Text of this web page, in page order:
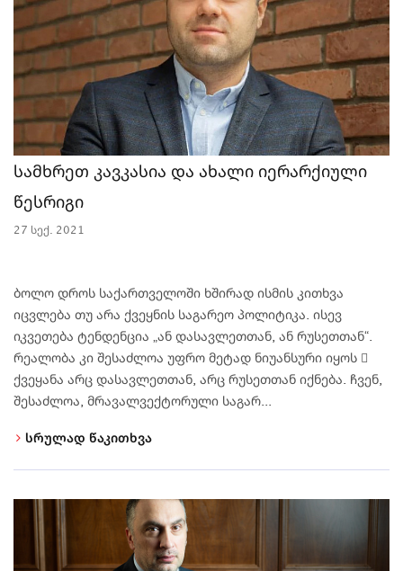
სამხრეთ კავკასია და ახალი იერარქიული
წესრიგი
27 სექ. 2021
ბოლო დროს საქართველოში ხშირად ისმის კითხვა
იცვლება თუ არა ქვეყნის საგარეო პოლიტიკა. ისევ
იკვეთება ტენდენცია „ან დასავლეთთან, ან რუსეთთან“.
რეალობა კი შესაძლოა უფრო მეტად ნიუანსური იყოს 
ქვეყანა არც დასავლეთთან, არც რუსეთთან იქნება. ჩვენ,
შესაძლოა, მრავალვექტორული საგარ...
სრულად წაკითხვა